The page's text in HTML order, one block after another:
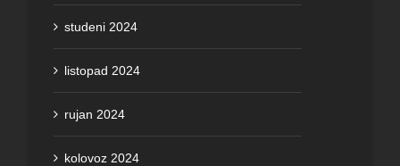
studeni 2024
listopad 2024
rujan 2024
kolovoz 2024